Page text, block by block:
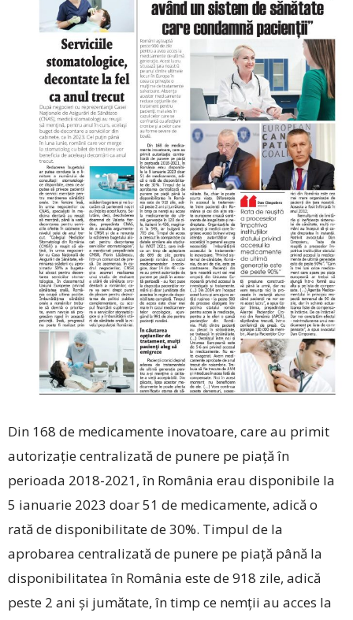
Din 168 de medicamente inovatoare, care au primit
autorizație centralizată de punere pe piață în
perioada 2018-2021, în România erau disponibile la
5 ianuarie 2023 doar 51 de medicamente, adică o
rată de disponibilitate de 30%. Timpul de la
aprobarea centralizată de punere pe piață până la
disponibilitatea în România este de 918 zile, adică
peste 2 ani și jumătate, în timp ce nemții au acces la